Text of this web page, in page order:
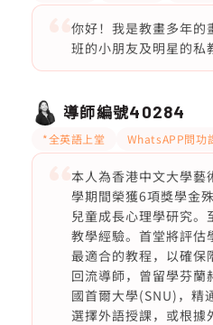
你好！我是教畫多年的
班的小朋友及明星的私
導師編號40284
*全英語上堂 WhatsAPP問功
本人為香港中文大學
學期間榮獲6項獎學金
兒童成長心理學研究
教學經驗。首堂將評估
最適合的教程，以確保
回流導師，曾留學芬
國首爾大學(SNU)，精
選擇外語授課，或根據